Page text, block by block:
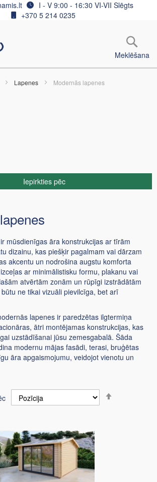
I - V 9:00 - 16:30 VI-VII Slēgts
+370 5 214 0235
Meklēšana
Lapenes Modernās lapenes
mūsdienīgas āra konstrukcijas ar tīrām
dizainu, kas piešķir pagalmam vai dārzam
akcentu un nodrošina augstu komforta
ar minimālistisku formu, plakanu vai
atvērtām zonām un rūpīgi izstrādātām
ne tikai vizuāli pievilcīga, bet arī
lapenes ir paredzētas ilgtermiņa
ātri montējamas konstrukcijas, kas
uzstādīšanai jūsu zemesgabalā. Šāda
modernu mājas fasādi, terasi, bruģētas
āra apgaismojumu, veidojot vienotu un
Iepirkties pēc